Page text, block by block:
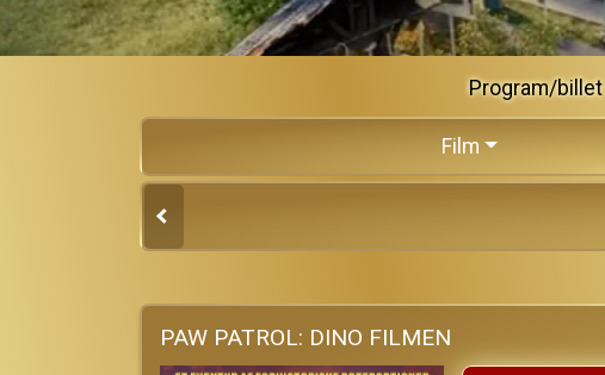
Program/billet
Film
PAW PATROL: DINO FILMEN